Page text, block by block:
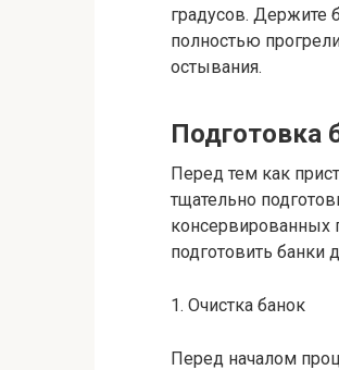
градусов. Держите
полностью
остывания.
Подготовка
Перед тем как
тщательно
консервированных
подготовить банки
1. Очистка банок
Перед началом